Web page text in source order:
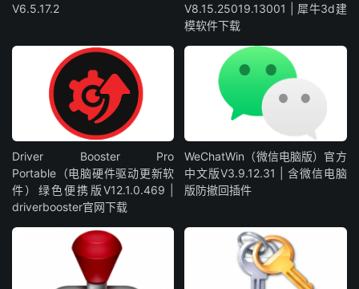
V6.5.17.2
V8.15.25019.13001 | 犀牛3d建
模软件下载
Driver Booster Pro
Portable（电脑硬件驱动更新软
件）绿色便携版V12.1.0.469 |
driverbooster官网下载
WeChatWin（微信电脑版）官方
中文版V3.9.12.31 | 含微信电脑
版防撤回插件